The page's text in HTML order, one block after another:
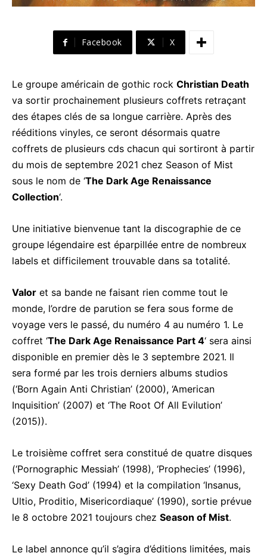
Facebook X
Le groupe américain de gothic rock Christian Death
va sortir prochainement plusieurs coffrets retraçant
des étapes clés de sa longue carrière. Après des
rééditions vinyles, ce seront désormais quatre
coffrets de plusieurs cds chacun qui sortiront à partir
du mois de septembre 2021 chez Season of Mist
sous le nom de ‘The Dark Age Renaissance
Collection‘.
Une initiative bienvenue tant la discographie de ce
groupe légendaire est éparpillée entre de nombreux
labels et difficilement trouvable dans sa totalité.
Valor et sa bande ne faisant rien comme tout le
monde, l’ordre de parution se fera sous forme de
voyage vers le passé, du numéro 4 au numéro 1. Le
coffret ‘The Dark Age Renaissance Part 4‘ sera ainsi
disponible en premier dès le 3 septembre 2021. Il
sera formé par les trois derniers albums studios
(‘Born Again Anti Christian’ (2000), ‘American
Inquisition’ (2007) et ‘The Root Of All Evilution’
(2015)).
Le troisième coffret sera constitué de quatre disques
(‘Pornographic Messiah’ (1998), ‘Prophecies’ (1996),
‘Sexy Death God’ (1994) et la compilation ‘Insanus,
Ultio, Proditio, Misericordiaque’ (1990), sortie prévue
le 8 octobre 2021 toujours chez Season of Mist.
Le label annonce qu’il s’agira d’éditions limitées, mais